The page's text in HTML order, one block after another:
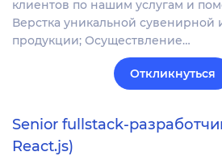
клиентов по нашим услугам и
Верстка уникальной сувенирной
продукции; Осуществление…
Откликнуться
Senior fullstack-
React.js)